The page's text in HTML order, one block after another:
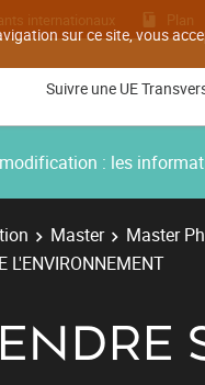
sur ce site, vous
internationaux Plan
Suivre une UE
: les
Master Master
L'ENVIRONNEMENT